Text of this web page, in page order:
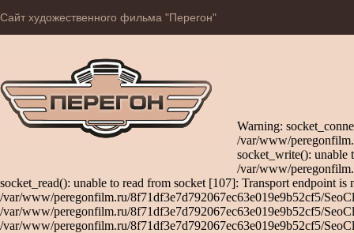
Сайт художественного фильма "Перегон"
Warning:
/var/www/
socket_write(): unable
/var/www/
socket_read(): unable to read from socket [107]: Transport endpoint is
/var/www/peregonfilm.ru/8f71df3e7d792067ec63e019e9b52cf5/
/var/www/peregonfilm.ru/8f71df3e7d792067ec63e019e9b52cf5/
/var/www/peregonfilm.ru/8f71df3e7d792067ec63e019e9b52cf5/